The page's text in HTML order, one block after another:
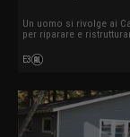
Un uomo si rivolge ai
per riparare e
E3